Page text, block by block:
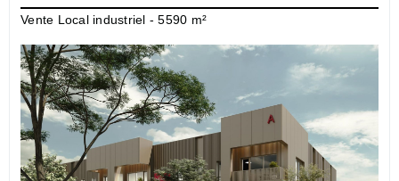
Vente Local industriel - 5590 m²